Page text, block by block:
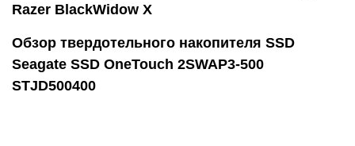
Razer BlackWidow X
Обзор твердотельного накопителя SSD
Seagate SSD OneTouch 2SWAP3-500
STJD500400